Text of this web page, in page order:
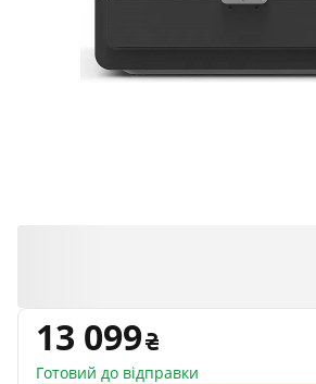
13 099
Готовий до відправки